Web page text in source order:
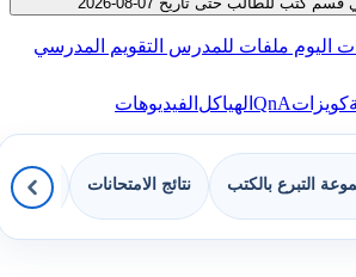
اليوم ملفات للمدرس التقويم المدرسي
كويزاتQnAالهياكلالفيديوهات
التبرع بالكتب نتائج الامتحانات